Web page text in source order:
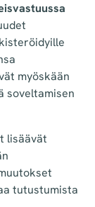
myöskään
soveltamisen
lisäävät
tutustumista